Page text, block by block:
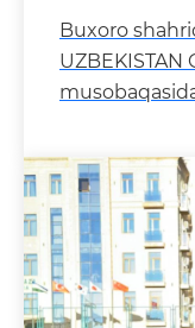
Buxoro
UZBEKISTAN